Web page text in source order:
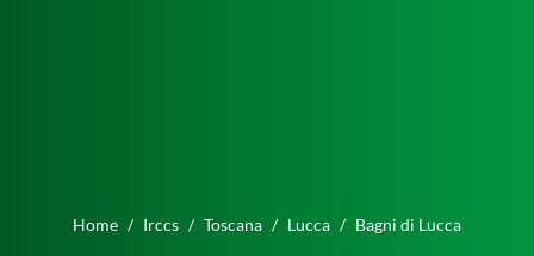
Home Irccs Toscana Lucca Bagni di Lucca